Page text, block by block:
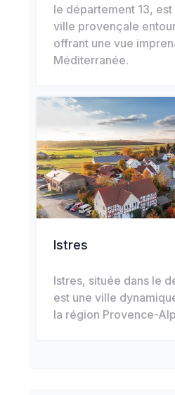
le département 13,
ville provençale
offrant une vue
Méditerranée.
Istres
Istres, située dans le
est une ville
la région Provence-